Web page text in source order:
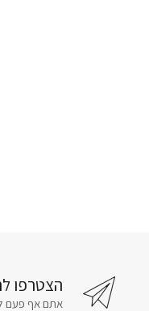
הצטרפו
אתם אף פעם